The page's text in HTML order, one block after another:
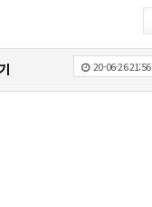
20-06-26 21:56